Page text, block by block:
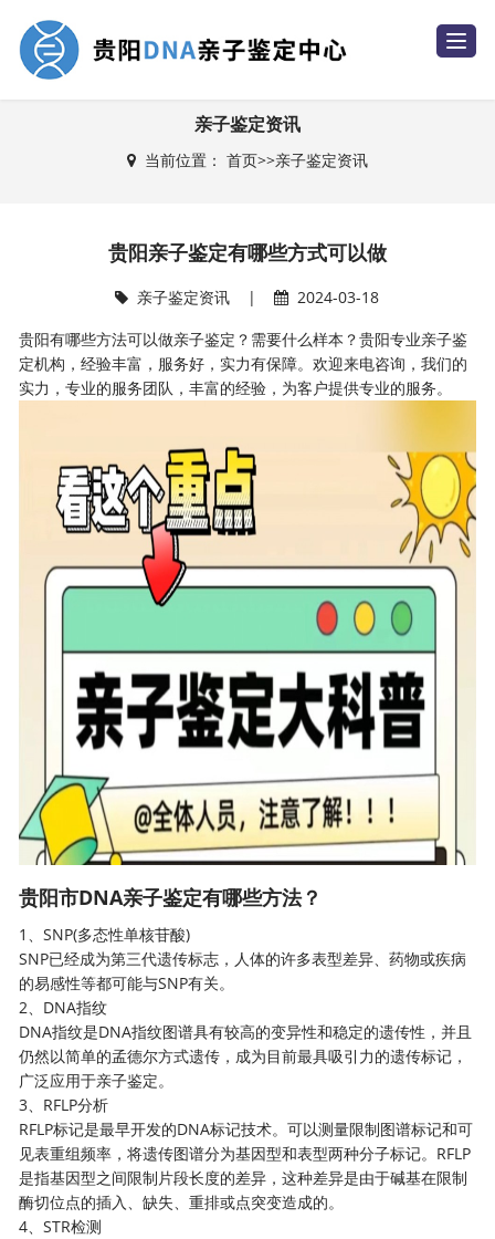
T
o
亲子鉴定资讯
当前位置： 首页>>亲子鉴定资讯
贵阳亲子鉴定有哪些方式可以做
亲子鉴定资讯 |
2024-03-18
贵阳有哪些方法可以做亲子鉴定？需要什么样本？贵阳专业亲子鉴
定机构，经验丰富，服务好，实力有保障。欢迎来电咨询，我们的
实力，专业的服务团队，丰富的经验，为客户提供专业的服务。
贵阳市DNA亲子鉴定有哪些方法？
1、SNP(多态性单核苷酸)
SNP已经成为第三代遗传标志，人体的许多表型差异、药物或疾病
的易感性等都可能与SNP有关。
2、DNA指纹
DNA指纹是DNA指纹图谱具有较高的变异性和稳定的遗传性，并且
仍然以简单的孟德尔方式遗传，成为目前最具吸引力的遗传标记，
广泛应用于亲子鉴定。
3、RFLP分析
RFLP标记是最早开发的DNA标记技术。可以测量限制图谱标记和可
见表重组频率，将遗传图谱分为基因型和表型两种分子标记。RFLP
是指基因型之间限制片段长度的差异，这种差异是由于碱基在限制
酶切位点的插入、缺失、重排或点突变造成的。
4、STR检测